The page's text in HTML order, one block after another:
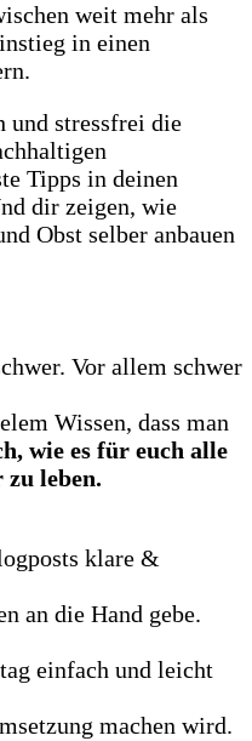
weit mehr als
in einen
und stressfrei die
Tipps in deinen
dir zeigen, wie
Obst selber anbauen
Vor allem schwer
Wissen, dass man
wie es für euch alle
zu leben.
klare &
an die Hand gebe.
einfach und leicht
machen wird.